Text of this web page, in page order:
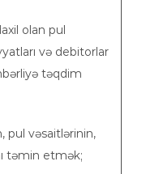
olan pul
və debitorlar
təqdim
vəsaitlərinin,
təmin etmək;